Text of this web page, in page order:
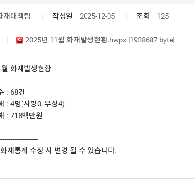
재대책팀 작성일 2025-12-05 조회 125
2025년 11월 화재발생현황.hwpx [1928687 byte]
화재발생현황
: 68건
: 4명(사망0, 부상4)
: 718백만원
재통계 수정 시 변경 될 수 있습니다.